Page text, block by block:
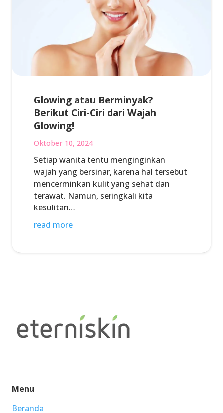
Glowing atau Berminyak?
Berikut Ciri-Ciri dari Wajah
Glowing!
Oktober 10, 2024
Setiap wanita tentu menginginkan
wajah yang bersinar, karena hal tersebut
mencerminkan kulit yang sehat dan
terawat. Namun, seringkali kita
kesulitan…
read more
Menu
Beranda